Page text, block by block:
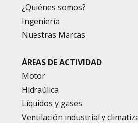
¿Quiénes somos?
Ingeniería
Nuestras Marcas
ÁREAS DE ACTIVIDAD
Motor
Hidraúlica
Líquidos y gases
Ventilación industrial y